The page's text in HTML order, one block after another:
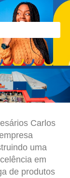
Carlos
uma
em
de produtos